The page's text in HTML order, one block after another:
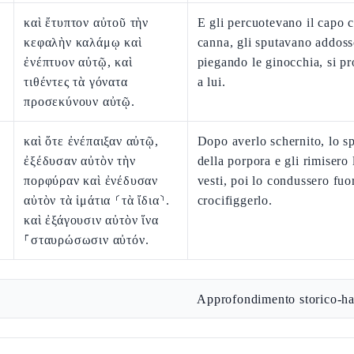
καὶ ἔτυπτον αὐτοῦ τὴν
κεφαλὴν καλάμῳ καὶ
ἐνέπτυον αὐτῷ, καὶ
τιθέντες τὰ γόνατα
προσεκύνουν αὐτῷ.
E gli percuotevano il capo
canna, gli sputavano
piegando le ginocchia, si
a lui.
καὶ ὅτε ἐνέπαιξαν αὐτῷ,
ἐξέδυσαν αὐτὸν τὴν
πορφύραν καὶ ἐνέδυσαν
αὐτὸν τὰ ἱμάτια ⸂τὰ ἴδια⸃.
καὶ ἐξάγουσιν αὐτὸν ἵνα
⸀σταυρώσωσιν αὐτόν.
Dopo averlo schernito, lo
della porpora e gli rimisero
vesti, poi lo condussero
crocifiggerlo.
Approfondimento storico-